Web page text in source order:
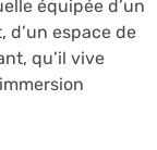
équipée d’un
d’un espace de
qu’il vive